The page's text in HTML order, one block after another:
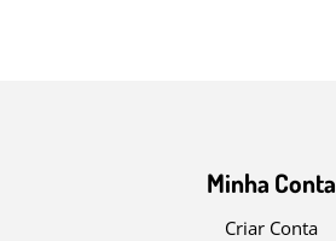
Minha Conta
Criar Conta